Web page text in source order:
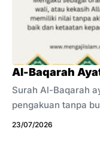
balasan dengan
sempurna. Ayat ini
bukan sekadar
orang tampak
akhirat. Namun,
Al-Baqarah
Surah Al-Baqarah
pengakuan tanpa
Sebagian orang
23/07/2026